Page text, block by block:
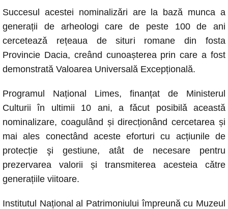
Succesul acestei nominalizǎri are la bază munca a
generații de arheologi care de peste 100 de ani
cerceteazǎ rețeaua de situri romane din fosta
Provincie Dacia, creând cunoașterea prin care a fost
demonstrată Valoarea Universală Excepțională.
Programul Național Limes, finanțat de Ministerul
Culturii în ultimii 10 ani, a fǎcut posibilǎ această
nominalizare, coagulând și direcționând cercetarea și
mai ales conectând aceste eforturi cu acțiunile de
protecție şi gestiune, atât de necesare pentru
prezervarea valorii și transmiterea acesteia cǎtre
generațiile viitoare.
Institutul Național al Patrimoniului împreună cu Muzeul